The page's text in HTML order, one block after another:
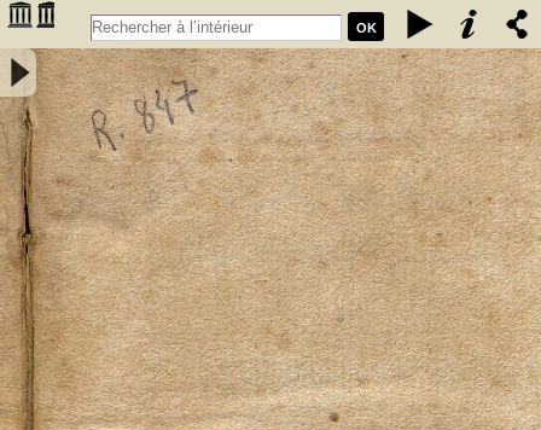
OK
Elementa mineralogiae systematice disposita a Friderico Augusto
Cartheuser med. doct. - Cartheuser, Friedrich August (1734-1796)